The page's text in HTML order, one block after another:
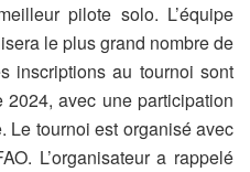
pilote solo. L’équipe
le plus grand nombre de
inscriptions au tournoi sont
2024, avec une participation
Le tournoi est organisé avec
L’organisateur a rappelé